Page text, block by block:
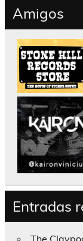
Amigos
Entradas